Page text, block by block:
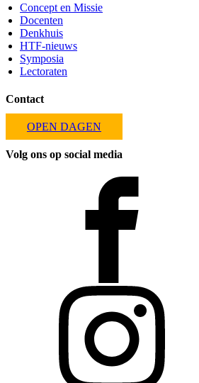
Concept en Missie
Docenten
Denkhuis
HTF-nieuws
Symposia
Lectoraten
Contact
OPEN DAGEN
Volg ons op social media